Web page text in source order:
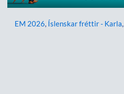
EM 2026, Íslenskar fréttir - Karla,